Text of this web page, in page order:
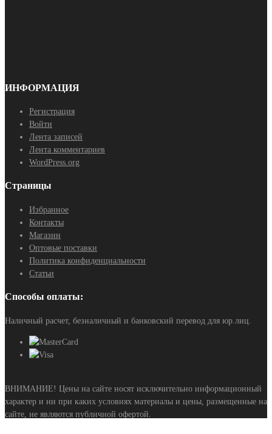
ИНФОРМАЦИЯ
Регистрация
Войти
Лента записей
Лента комментариев
WordPress.org
Страницы
Избранное
Контакты
Магазин
Оптовые поставки
Политика конфиденциальности
Статьи
Способы оплаты:
Наличный расчет, безналичный и банковский перевод для юр.лиц.
ВНИМАНИЕ! Цены на сайте носят исключительно информационный
характер и ни при каких условиях материалы и цены, размещенные на
сайте, не являются публичной офертой.